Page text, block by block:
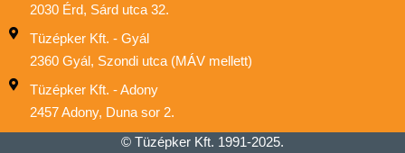
2030 Érd, Sárd utca 32.
Tüzépker Kft. - Gyál
2360 Gyál, Szondi utca (MÁV mellett)
Tüzépker Kft. - Adony
2457 Adony, Duna sor 2.
© Tüzépker Kft. 1991-2025.